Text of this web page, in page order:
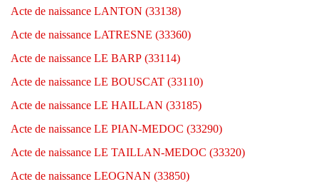
Acte de naissance LANTON (33138)
Acte de naissance LATRESNE (33360)
Acte de naissance LE BARP (33114)
Acte de naissance LE BOUSCAT (33110)
Acte de naissance LE HAILLAN (33185)
Acte de naissance LE PIAN-MEDOC (33290)
Acte de naissance LE TAILLAN-MEDOC (33320)
Acte de naissance LEOGNAN (33850)